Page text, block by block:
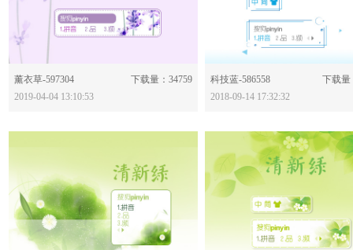
薰衣草-597304
下载量：34759
2019-04-04 13:10:53
科技蓝-586558
下载量
2018-09-14 17:32:32